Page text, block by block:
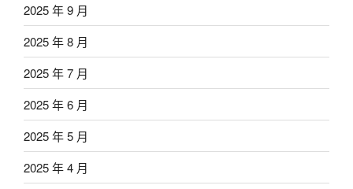
2025 年 9 月
2025 年 8 月
2025 年 7 月
2025 年 6 月
2025 年 5 月
2025 年 4 月